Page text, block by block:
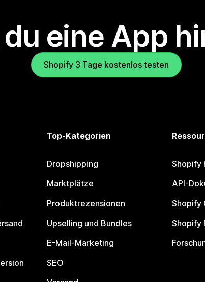
eine App
Shopify 3 Tage kostenlos testen
Top-Kategorien
Dropshipping
Marktplätze
Produktrezensionen
Upselling und Bundles
E-Mail-Marketing
SEO
Shopify
API-
Shopify
Shopify